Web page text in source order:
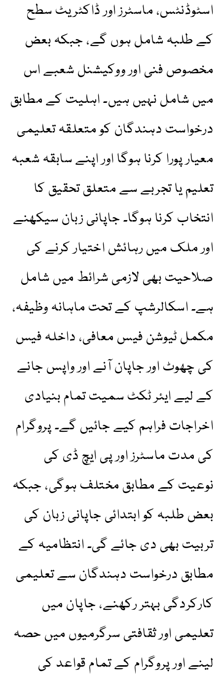
اسٹوڈنٹس، ماسٹرز اور ڈاکٹریٹ سطح
کے طلبہ شامل ہوں گے، جبکہ بعض
مخصوص فنی اور ووکیشنل شعبے اس
میں شامل نہیں ہیں۔ اہلیت کے مطابق
درخواست دہندگان کو متعلقہ تعلیمی
معیار پورا کرنا ہوگا اور اپنے سابقہ شعبہ
تعلیم یا تجربے سے متعلق تحقیق کا
انتخاب کرنا ہوگا۔ جاپانی زبان سیکھنے
اور ملک میں رہائش اختیار کرنے کی
صلاحیت بھی لازمی شرائط میں شامل
ہے۔ اسکالرشپ کے تحت ماہانہ وظیفہ،
مکمل ٹیوشن فیس معافی، داخلہ فیس
کی چھوٹ اور جاپان آنے اور واپس جانے
کے لیے ایئر ٹکٹ سمیت تمام بنیادی
اخراجات فراہم کیے جائیں گے۔ پروگرام
کی مدت ماسٹرز اور پی ایچ ڈی کی
نوعیت کے مطابق مختلف ہوگی، جبکہ
بعض طلبہ کو ابتدائی جاپانی زبان کی
تربیت بھی دی جائے گی۔ انتظامیہ کے
مطابق درخواست دہندگان سے تعلیمی
کارکردگی بہتر رکھنے، جاپان میں
تعلیمی اور ثقافتی سرگرمیوں میں حصہ
لینے اور پروگرام کے تمام قواعد کی